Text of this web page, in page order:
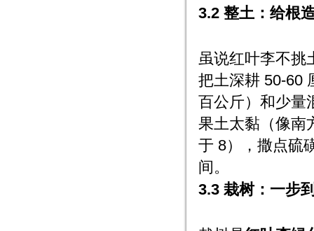
3.2 整土：给根
虽说红叶李不挑
把土深耕 50-60
百公斤）和少量
果土太黏（像南
于 8），撒点硫
间。
3.3 栽树：一步